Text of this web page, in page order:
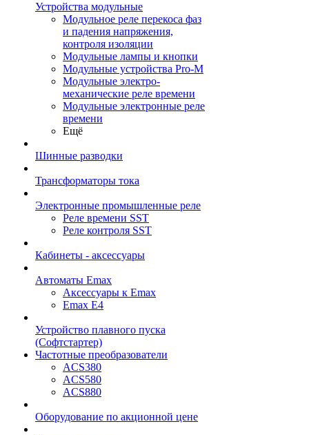
Устройства модульные
Модульное реле перекоса фаз
и падения напряжения,
контроля изоляции
Модульные лампы и кнопки
Модульные устройства Pro-M
Модульные электро-
механические реле времени
Модульные электронные реле
времени
Ещё
Шинные разводки
Трансформаторы тока
Электронные промышленные реле
Реле времени SST
Реле контроля SST
Кабинеты - аксессуары
Автоматы Emax
Аксессуары к Emax
Emax E4
Устройство плавного пуска
(Софтстартер)
Частотные преобразователи
ACS380
ACS580
ACS880
Оборудование по акционной цене